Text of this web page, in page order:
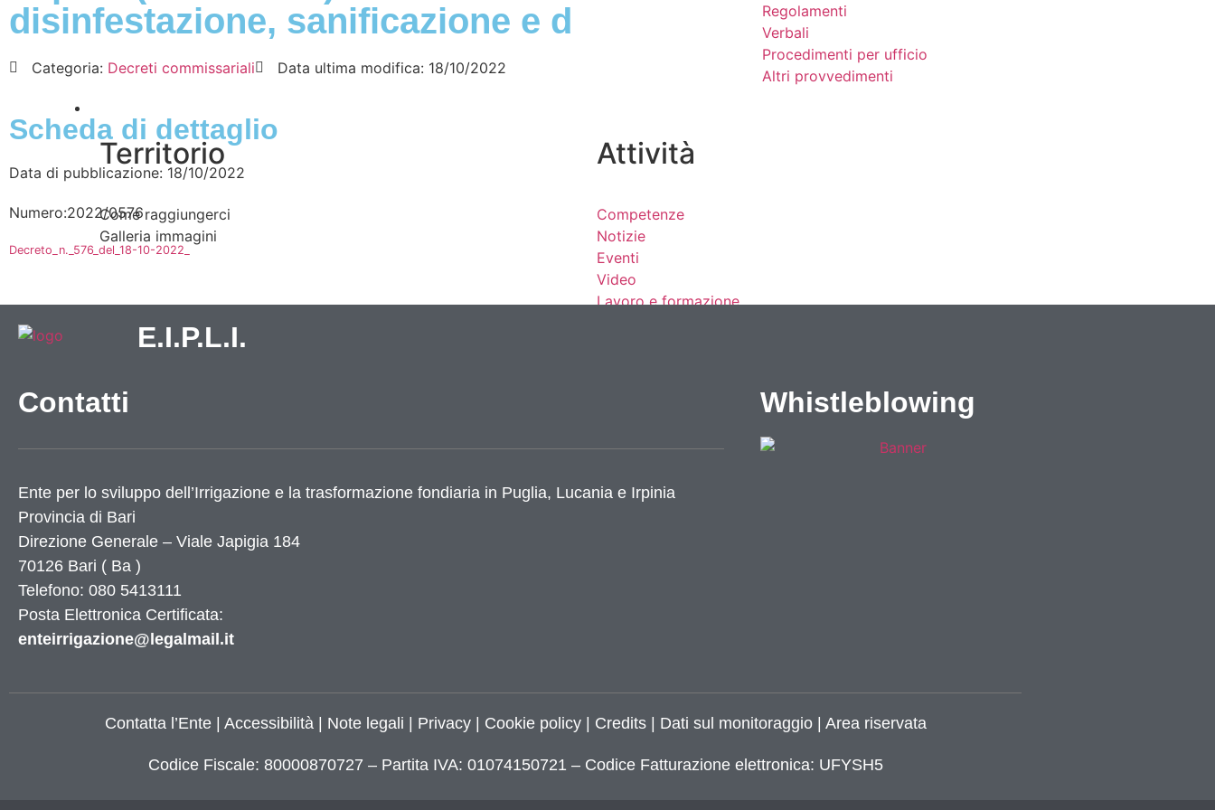
Regolamenti
Verbali
Procedimenti per ufficio
Altri provvedimenti
Territorio
Come raggiungerci
Galleria immagini
Attività
Competenze
Notizie
Eventi
Video
Lavoro e formazione
Informazioni
Utilità
Dati Istat
Numeri utili
Elenco siti tematici
Servizi di Egovernment attivi
Servizi di Egovernment attivi di futura attivazione
Accessibilità
Mappa del sito
disinfestazione, sanificazione e d
Categoria: Decreti commissariali Data ultima modifica: 18/10/2022
Scheda di dettaglio
Data di pubblicazione: 18/10/2022
Numero:2022/0576
Decreto_n._576_del_18-10-2022_
E.I.P.L.I.
Contatti
Ente per lo sviluppo dell’Irrigazione e la trasformazione fondiaria in Puglia, Lucania e Irpinia
Provincia di Bari
Direzione Generale – Viale Japigia 184
70126 Bari ( Ba )
Telefono: 080 5413111
Posta Elettronica Certificata:
enteirrigazione@legalmail.it
Whistleblowing
Contatta l’Ente| Accessibilità| Note legali Privacy| Cookie policy| Credits| Dati sul monitoraggio | Area riservata
Codice Fiscale: 80000870727 – Partita IVA: 01074150721 – Codice Fatturazione elettronica: UFYSH5